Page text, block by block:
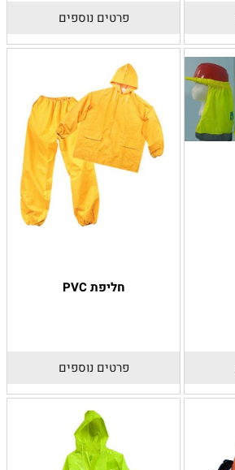
פרטים נוספים
חליפת PVC
פרטים נוספים